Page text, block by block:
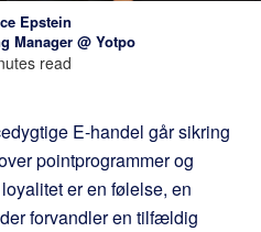
Epstein
Manager @ Yotpo
read
E-handel går sikring
pointprogrammer og
er en følelse, en
forvandler en tilfældig